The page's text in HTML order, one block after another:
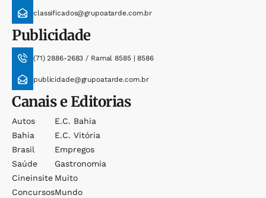
classificados@grupoatarde.com.br
Publicidade
(71) 2886-2683 / Ramal 8585 | 8586
publicidade@grupoatarde.com.br
Canais e Editorias
Autos
Bahia
Brasil
Saúde
Cineinsite
Concursos
E.c. Bahia
E.c. Vitória
Empregos
Gastronomia
Muito
Mundo